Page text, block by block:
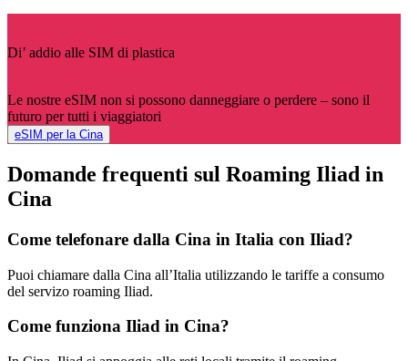
Di’ addio alle SIM di plastica
Le nostre eSIM non si possono danneggiare o perdere – sono il
futuro per tutti i viaggiatori
eSIM per la Cina
Domande frequenti sul Roaming Iliad in
Cina
Come telefonare dalla Cina in Italia con Iliad?
Puoi chiamare dalla Cina all’Italia utilizzando le tariffe a consumo
del servizo roaming Iliad.
Come funziona Iliad in Cina?